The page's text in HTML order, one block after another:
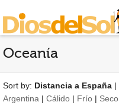
Oceanía
Sort by: Distancia a España |
Argentina | Cálido | Frío | Seco